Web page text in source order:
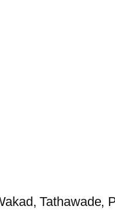
Tathawade,